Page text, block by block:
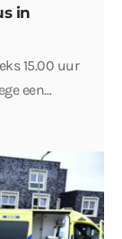
in
15.00 uur
een…